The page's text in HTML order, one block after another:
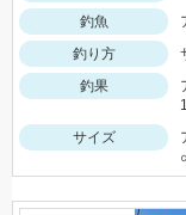
釣魚
釣り方
釣果
サイズ